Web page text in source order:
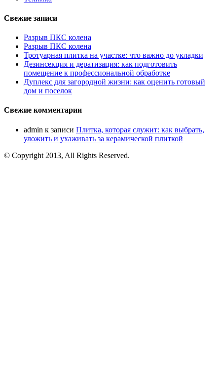
Свежие записи
Разрыв ПКС колена
Разрыв ПКС колена
Тротуарная плитка на участке: что важно до укладки
Дезинсекция и дератизация: как подготовить
помещение к профессиональной обработке
Дуплекс для загородной жизни: как оценить готовый
дом и поселок
Свежие комментарии
admin к записи Плитка, которая служит: как выбрать,
уложить и ухаживать за керамической плиткой
© Copyright 2013, All Rights Reserved.